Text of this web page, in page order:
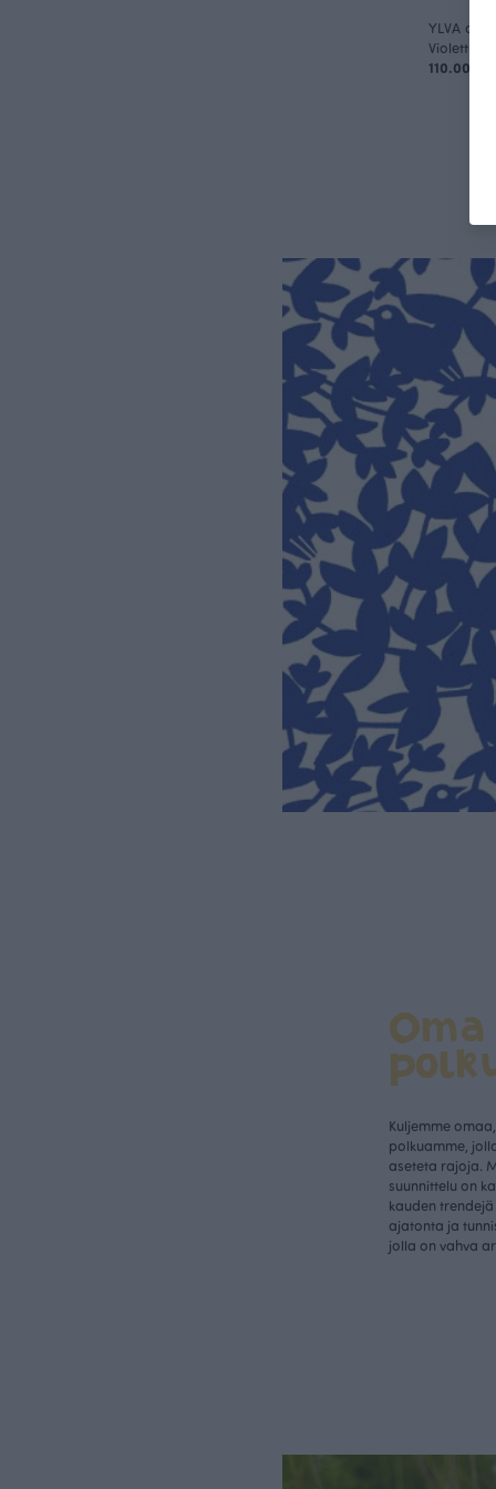
YLVA
Violetti
110.00 EUR
Oma
Kuljemme
polkuamme,
aseteta rajoja.
suunnittelu on
kauden
ajatonta ja
jolla on vahva